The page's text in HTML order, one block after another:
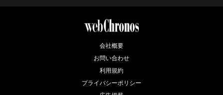
会社概要
お問い合わせ
利用規約
プライバシーポリシー